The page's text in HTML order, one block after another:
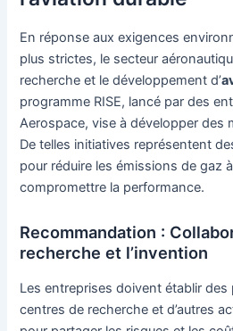
En réponse aux exigences
plus strictes, le secteur
recherche et le développement d’
programme RISE, lancé par des
Aerospace, vise à développer des
De telles initiatives représentent
pour réduire les émissions de gaz
compromettre la performance.
Recommandation :
recherche et l’invention
Les entreprises doivent établir des
centres de recherche et d’autres